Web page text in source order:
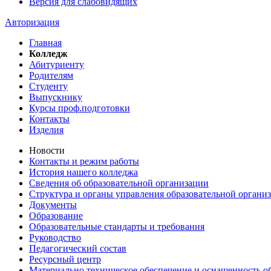
Авторизация
Главная
Колледж
Абитуриенту
Родителям
Студенту
Выпускнику
Курсы проф.подготовки
Контакты
Изделия
Новости
Контакты и режим работы
История нашего колледжа
Сведения об образовательной организации
Структура и органы управления образовательной
Документы
Образование
Образовательные стандарты и требования
Руководство
Педагогический состав
Ресурсный центр